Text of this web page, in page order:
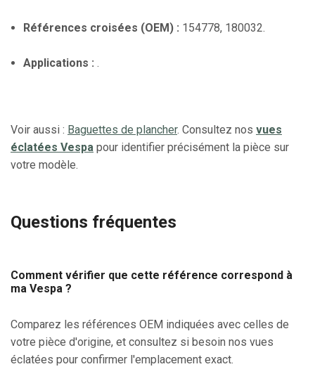
Références croisées (OEM) : 154778, 180032.
Applications : .
Voir aussi : Baguettes de plancher. Consultez nos vues
éclatées Vespa pour identifier précisément la pièce sur
votre modèle.
Questions fréquentes
Comment vérifier que cette référence correspond à
ma Vespa ?
Comparez les références OEM indiquées avec celles de
votre pièce d'origine, et consultez si besoin nos vues
éclatées pour confirmer l'emplacement exact.